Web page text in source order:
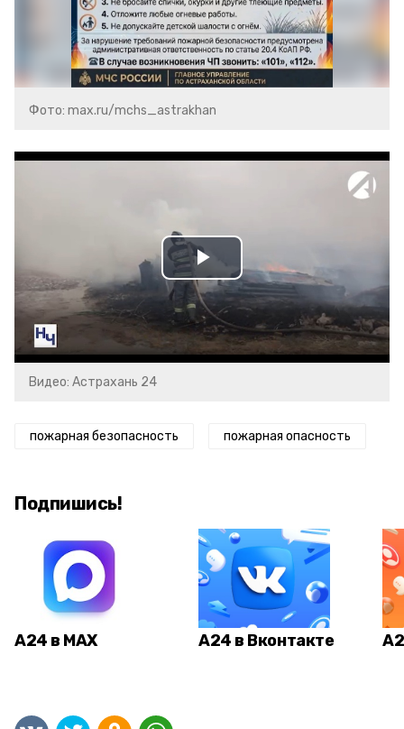
Фото: max.ru/mchs_astrakhan
Play
Video
Видео: Астрахань 24
пожарная безопасность пожарная опасность
Подпишись!
А24 в MAX А24 в Вконтакте